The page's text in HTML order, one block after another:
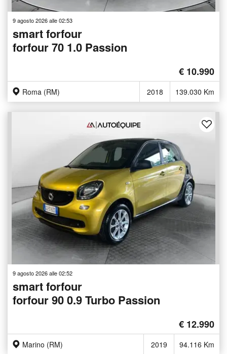
9 agosto 2026 alle 02:53
smart forfour
forfour 70 1.0 Passion
€ 10.990
Roma (RM) 2018 139.030 Km
9 agosto 2026 alle 02:52
smart forfour
forfour 90 0.9 Turbo Passion
€ 12.990
Marino (RM) 2019 94.116 Km